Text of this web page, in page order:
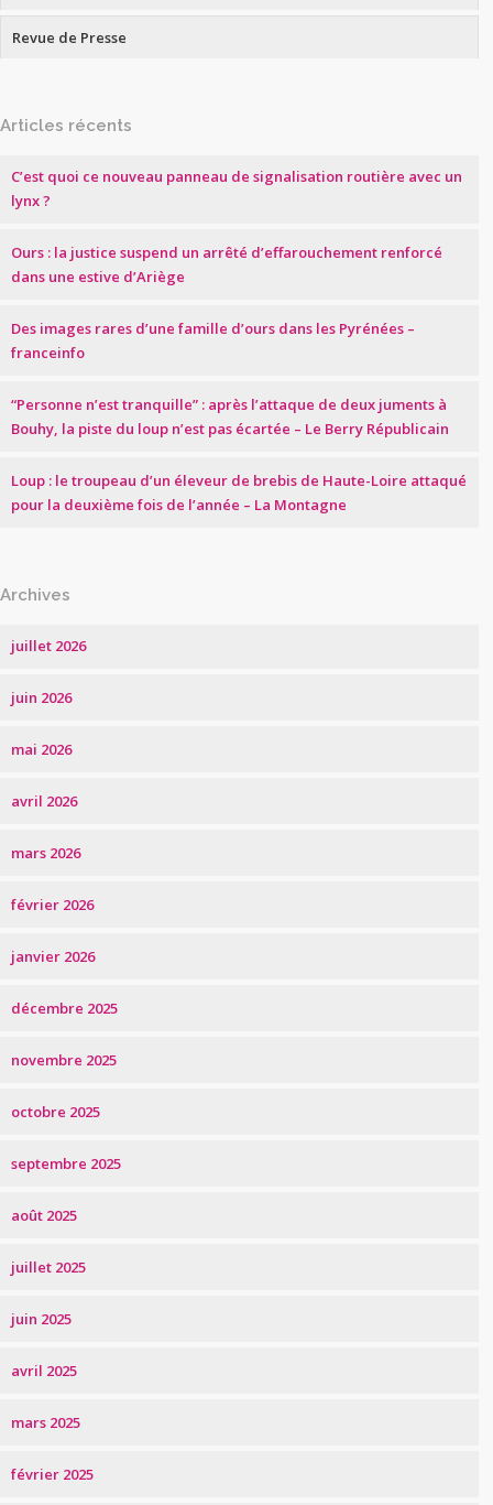
Revue de Presse
Articles récents
C’est quoi ce nouveau panneau de signalisation routière avec un
lynx ?
Ours : la justice suspend un arrêté d’effarouchement renforcé
dans une estive d’Ariège
Des images rares d’une famille d’ours dans les Pyrénées –
franceinfo
“Personne n’est tranquille” : après l’attaque de deux juments à
Bouhy, la piste du loup n’est pas écartée – Le Berry Républicain
Loup : le troupeau d’un éleveur de brebis de Haute-Loire attaqué
pour la deuxième fois de l’année – La Montagne
Archives
juillet 2026
juin 2026
mai 2026
avril 2026
mars 2026
février 2026
janvier 2026
décembre 2025
novembre 2025
octobre 2025
septembre 2025
août 2025
juillet 2025
juin 2025
avril 2025
mars 2025
février 2025